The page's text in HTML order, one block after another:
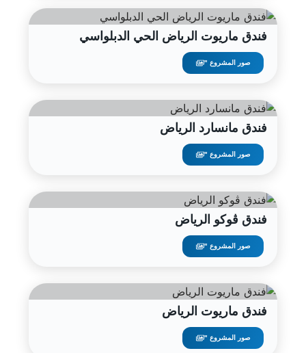
فندق ماريوت الرياض الحي الدبلواسي
صور المشروع "
فندق مانسارد الرياض
صور المشروع "
فندق ڤوكو الرياض
صور المشروع "
فندق ماريوت الرياض
صور المشروع "